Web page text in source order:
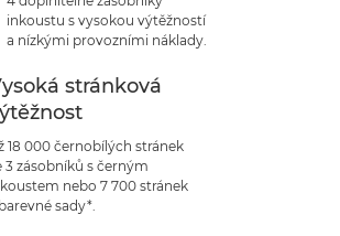
inkoustu s vysokou výtěžností
a nízkými provozními náklady.
stránková
18 000 černobílých stránek
3 zásobníků s černým
nebo 7 700 stránek
sady*.